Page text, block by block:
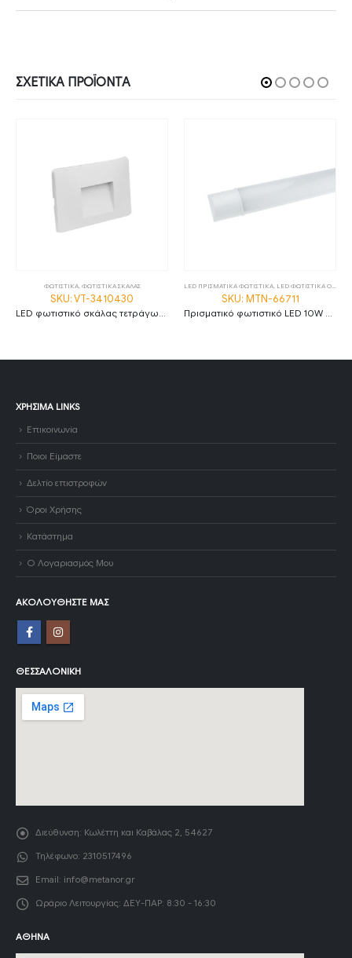
ΣΧΕΤΙΚΆ ΠΡΟΪΌΝΤΑ
ΦΩΤΙΣΤΙΚΑ, ΦΩΤΙΣΤΙΚΑ ΣΚΑΛΑΣ
SKU: VT-3410430
LED ΠΡΙΣΜΑΤΙΚΑ ΦΩΤΙΣΤΙΚΑ LED ΦΩΤΙΣΤΙΚΑ ΟΡΟΦΗΣ
SKU: MTN-66711
ΧΡΉΣΙΜΑ LINKS
Επικοινωνία
Ποιοι Είμαστε
Δελτίο επιστροφών
Όροι Χρήσης
Κατάστημα
Ο Λογαριασμός Μου
ΑΚΟΛΟΥΘΉΣΤΕ ΜΑΣ
ΘΕΣΣΑΛΟΝΊΚΗ
Διεύθυνση: Κωλέττη και Καβάλας 2, 54627
Τηλέφωνο: 2310517496
Email: info@metanor.gr
Ωράριο Λειτουργίας: ΔΕΥ-ΠΑΡ: 8:30 - 16:30
ΑΘΉΝΑ